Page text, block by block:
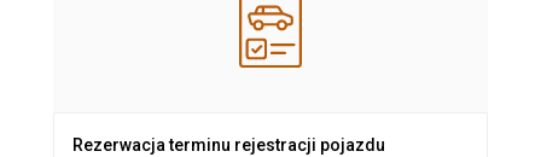
Rezerwacja terminu rejestracji pojazdu